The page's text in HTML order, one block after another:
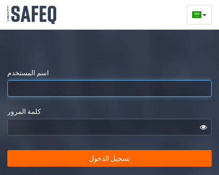
اسم المستخدم
كلمة المرور
تسجيل الدخول